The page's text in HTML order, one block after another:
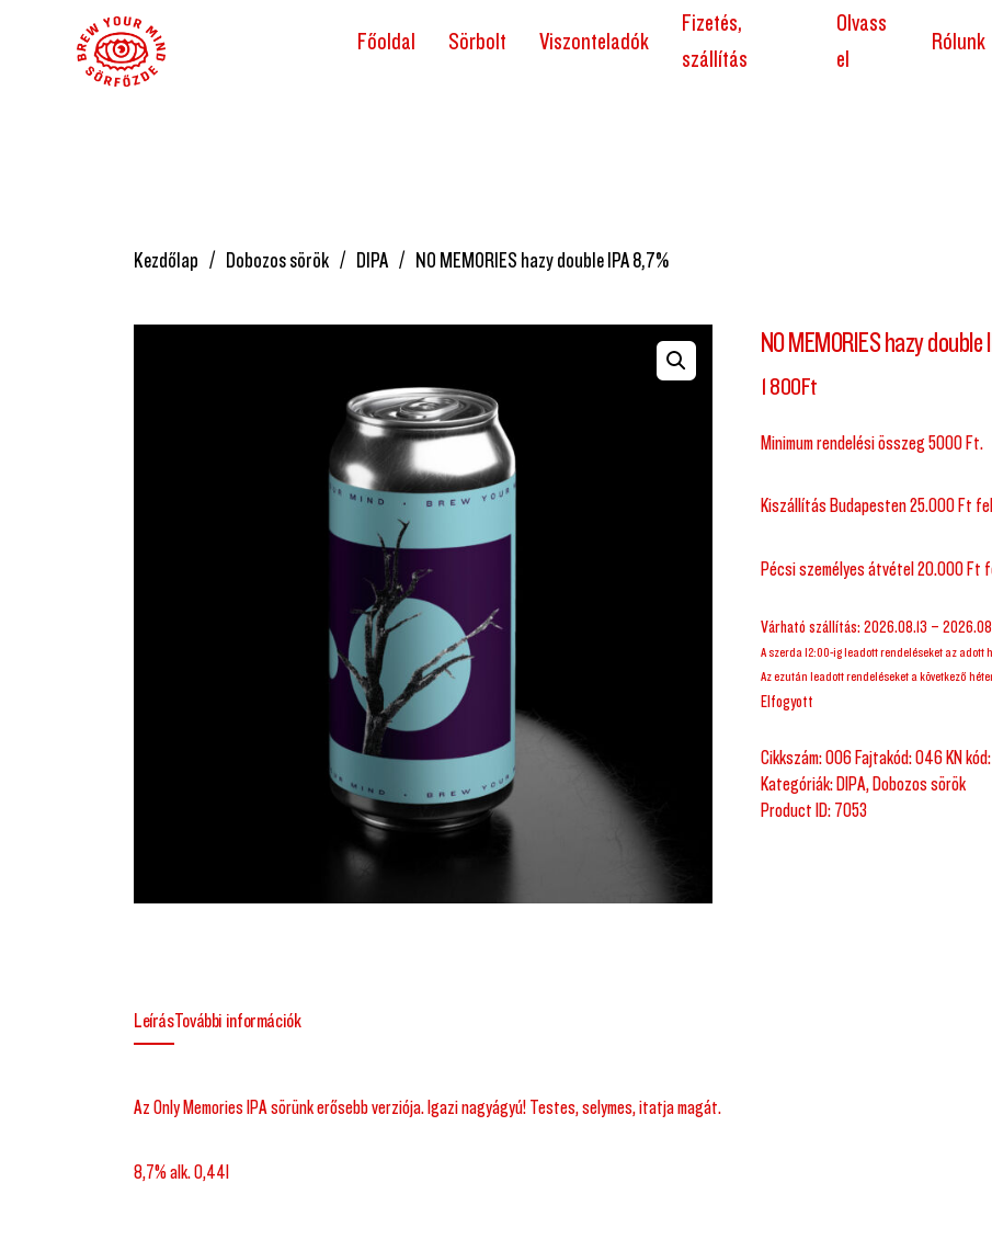
Főoldal Sörbolt Viszonteladók
Fizetés,
szállítás
Olvass
el
Rólunk
Kezdőlap Dobozos sörök DIPA NO MEMORIES hazy double IPA 8,7%
NO MEMORIES hazy double
1 800Ft
Minimum rendelési összeg 5000 Ft.
Kiszállítás Budapesten 25.000 Ft
Pécsi személyes átvétel 20.000 Ft
Várható szállítás: 2026.08.13 –
A szerda 12:00-ig leadott rendeléseket az adott
Az ezután leadott rendeléseket a következő
Elfogyott
Cikkszám:006 Fajtakód: 046 KN
Kategóriák:DIPA,Dobozos sörök
Product ID:7053
LeírásTovábbi információk
Az Only Memories IPA sörünk erősebb verziója. Igazi nagyágyú! Testes, selymes, itatja magát.
8,7% alk. 0,44l